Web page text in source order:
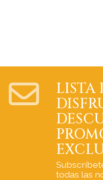
LISTA
todas las